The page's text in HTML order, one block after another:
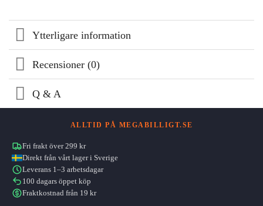
Ytterligare information
Recensioner (0)
Q & A
ALLTID PÅ MEGABILLIGT.SE
Fri frakt över 299 kr
Direkt från vårt lager i Sverige
Leverans 1–3 arbetsdagar
100 dagars öppet köp
Fraktkostnad från 19 kr